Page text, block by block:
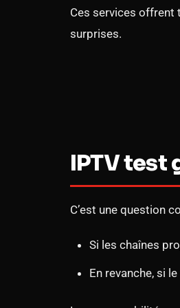
Ces services offrent
surprises.
IPTV test
C’est une question
Si les chaînes
En revanche, si